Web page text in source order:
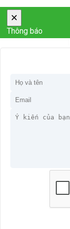
×
Thông báo